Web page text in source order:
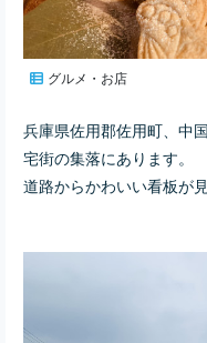
グルメ・お店
兵庫県佐用郡佐用町、中
宅街の集落にあります。
道路からかわいい看板が